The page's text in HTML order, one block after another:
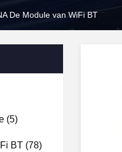
De Module van WiFi BT
(5)
BT (78)